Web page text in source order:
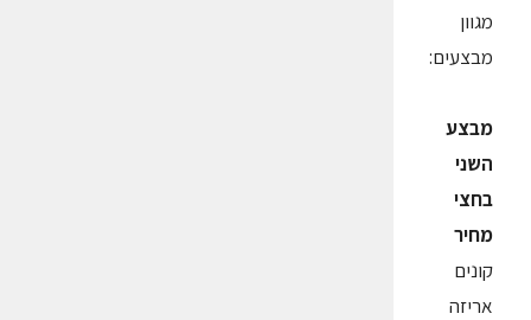
מגוון
מבצעים:
מבצע
השני
בחצי
מחיר
קונים
אריזה